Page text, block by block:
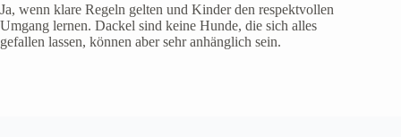
Ja, wenn klare Regeln gelten und Kinder den respektvollen
Umgang lernen. Dackel sind keine Hunde, die sich alles
gefallen lassen, können aber sehr anhänglich sein.